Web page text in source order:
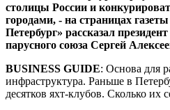
столицы России и
городами, - на страницах
Петербург» рассказал
парусного союза Сергей
BUSINESS GUIDE: Основа для
инфраструктура. Раньше в
десятков яхт-клубов. Сколько их